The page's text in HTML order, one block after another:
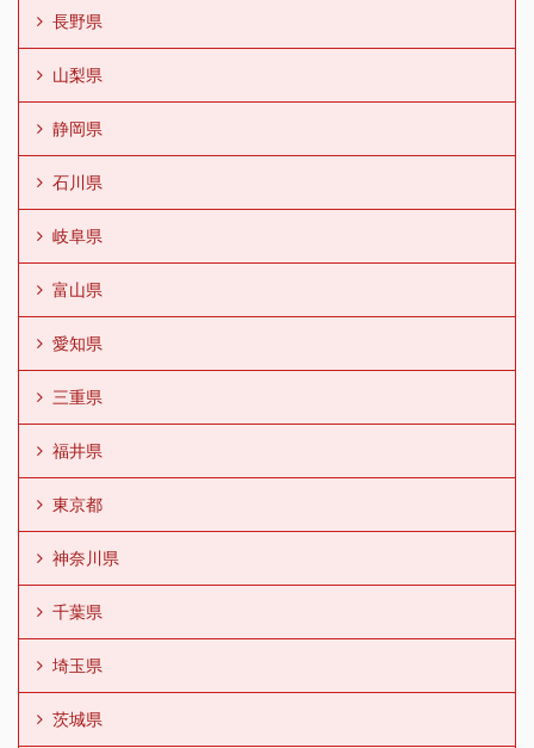
長野県
山梨県
静岡県
石川県
岐阜県
富山県
愛知県
三重県
福井県
東京都
神奈川県
千葉県
埼玉県
茨城県